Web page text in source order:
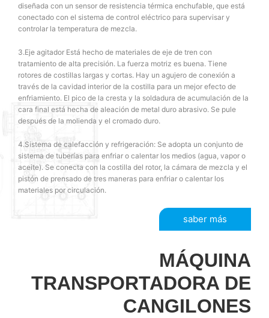
diseñada con un sensor de resistencia térmica enchufable, que está
conectado con el sistema de control eléctrico para supervisar y
controlar la temperatura de mezcla.
3.Eje agitador Está hecho de materiales de eje de tren con
tratamiento de alta precisión. La fuerza motriz es buena. Tiene
rotores de costillas largas y cortas. Hay un agujero de conexión a
través de la cavidad interior de la costilla para un mejor efecto de
enfriamiento. El pico de la cresta y la soldadura de acumulación de la
cara final está hecha de aleación de metal duro abrasivo. Se pule
después de la molienda y el cromado duro.
4.Sistema de calefacción y refrigeración: Se adopta un conjunto de
sistema de tuberías para enfriar o calentar los medios (agua, vapor o
aceite). Se conecta con la costilla del rotor, la cámara de mezcla y el
pistón de prensado de tres maneras para enfriar o calentar los
materiales por circulación.
saber más
MÁQUINA
TRANSPORTADORA DE
CANGILONES